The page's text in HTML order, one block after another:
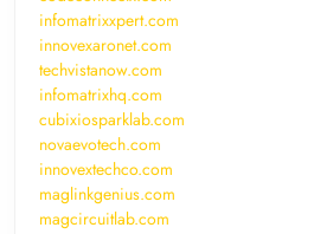
infomatrixxpert.com
innovexaronet.com
techvistanow.com
infomatrixhq.com
cubixiosparklab.com
novaevotech.com
innovextechco.com
maglinkgenius.com
magcircuitlab.com